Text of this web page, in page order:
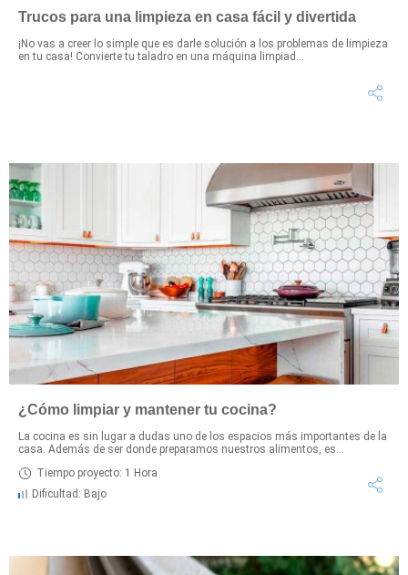
Trucos para una limpieza en casa fácil y divertida
¡No vas a creer lo simple que es darle solución a los problemas de limpieza
en tu casa! Convierte tu taladro en una máquina limpiad...
¿Cómo limpiar y mantener tu cocina?
La cocina es sin lugar a dudas uno de los espacios más importantes de la
casa. Además de ser donde preparamos nuestros alimentos, es...
Tiempo proyecto: 1 Hora
Dificultad: Bajo